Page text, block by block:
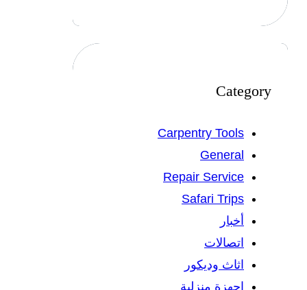
Category
Carpentry Tools
General
Repair Service
Safari Trips
أخبار
اتصالات
اثاث وديكور
اجهزة منزلية